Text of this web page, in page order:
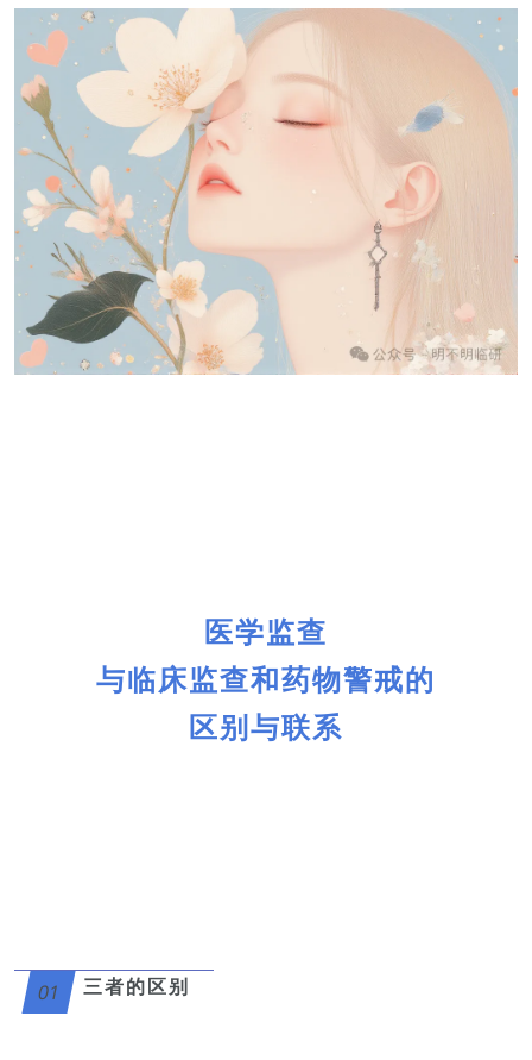
医学监查
与临床监查和药物警戒的
区别与联系
01 三者的区别